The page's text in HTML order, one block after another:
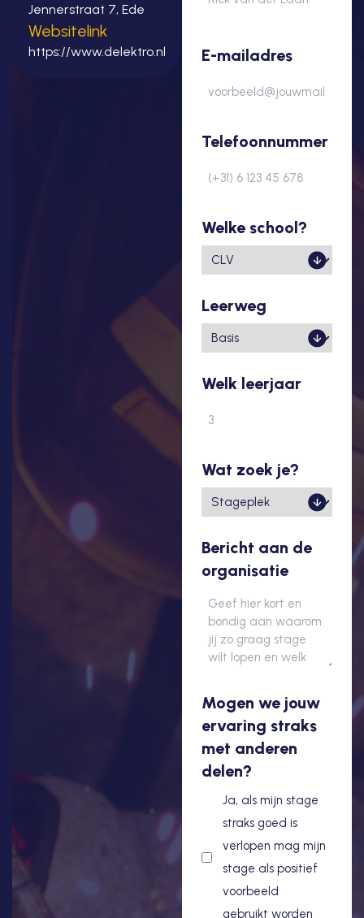
Jennerstraat 7, Ede
Websitelink
https://www.delektro.nl E-mailadres
Telefoonnummer
Welke school?
Leerweg
Welk leerjaar
Wat zoek je?
Bericht aan de
organisatie
Mogen we jouw
ervaring straks
met anderen
delen?
Ja, als mijn stage
straks goed is
verlopen mag mijn
stage als positief
voorbeeld
gebruikt worden